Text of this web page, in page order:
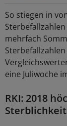
So stiegen in
mehrfach
eine Juliwoche
RKI: 2018
Sterblichkeit